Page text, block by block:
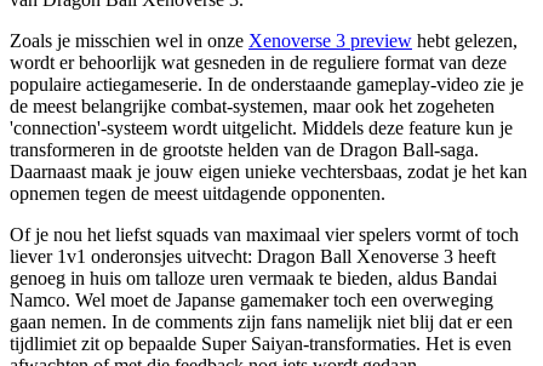
Zoals je misschien wel in onze Xenoverse 3 preview hebt gelezen,
wordt er behoorlijk wat gesneden in de reguliere format van deze
populaire actiegameserie. In de onderstaande gameplay-video zie je
de meest belangrijke combat-systemen, maar ook het zogeheten
'connection'-systeem wordt uitgelicht. Middels deze feature kun je
transformeren in de grootste helden van de Dragon Ball-saga.
Daarnaast maak je jouw eigen unieke vechtersbaas, zodat je het kan
opnemen tegen de meest uitdagende opponenten.
Of je nou het liefst squads van maximaal vier spelers vormt of toch
liever 1v1 onderonsjes uitvecht: Dragon Ball Xenoverse 3 heeft
genoeg in huis om talloze uren vermaak te bieden, aldus Bandai
Namco. Wel moet de Japanse gamemaker toch een overweging
gaan nemen. In de comments zijn fans namelijk niet blij dat er een
tijdlimiet zit op bepaalde Super Saiyan-transformaties. Het is even